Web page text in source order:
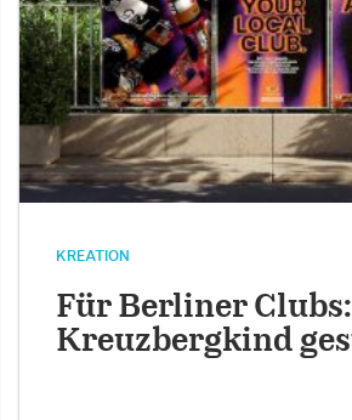
KREATION
Für Berliner Clubs:
Kreuzbergkind